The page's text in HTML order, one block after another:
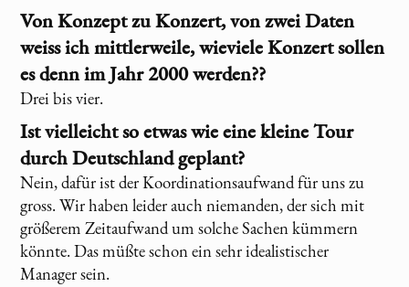
Von Konzept zu Konzert, von zwei Daten
weiss ich mittlerweile, wieviele Konzert sollen
es denn im Jahr 2000 werden??
Drei bis vier.
Ist vielleicht so etwas wie eine kleine Tour
durch Deutschland geplant?
Nein, dafür ist der Koordinationsaufwand für uns zu
gross. Wir haben leider auch niemanden, der sich mit
größerem Zeitaufwand um solche Sachen kümmern
könnte. Das müßte schon ein sehr idealistischer
Manager sein.